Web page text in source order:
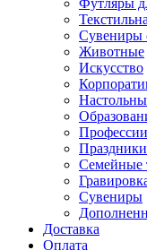
Футляры
Сувениры
Животные
Искусство
Профессии
Семейные
Сувениры
Доставка
Оплата